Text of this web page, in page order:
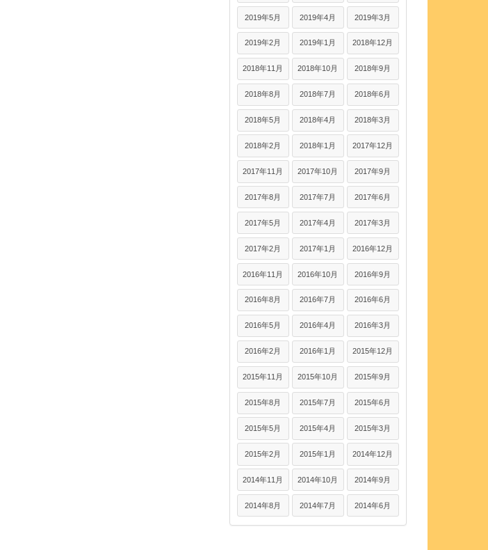
2019年5月 2019年4月 2019年3月
2019年2月 2019年1月 2018年12月
2018年11月 2018年10月 2018年9月
2018年8月 2018年7月 2018年6月
2018年5月 2018年4月 2018年3月
2018年2月 2018年1月 2017年12月
2017年11月 2017年10月 2017年9月
2017年8月 2017年7月 2017年6月
2017年5月 2017年4月 2017年3月
2017年2月 2017年1月 2016年12月
2016年11月 2016年10月 2016年9月
2016年8月 2016年7月 2016年6月
2016年5月 2016年4月 2016年3月
2016年2月 2016年1月 2015年12月
2015年11月 2015年10月 2015年9月
2015年8月 2015年7月 2015年6月
2015年5月 2015年4月 2015年3月
2015年2月 2015年1月 2014年12月
2014年11月 2014年10月 2014年9月
2014年8月 2014年7月 2014年6月